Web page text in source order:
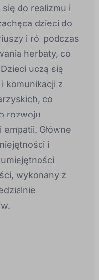
do realizmu i
dzieci do
i ról podczas
herbaty, co
uczą się
komunikacji z
co
rozwoju
Główne
i
wykonany z